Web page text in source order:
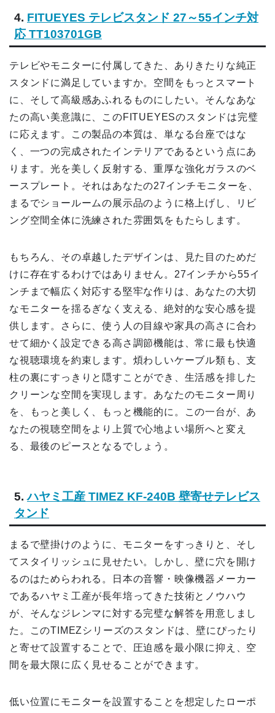
4. FITUEYES テレビスタンド 27～55インチ対
応 TT103701GB
テレビやモニターに付属してきた、ありきたりな純正
スタンドに満足していますか。空間をもっとスマート
に、そして高級感あふれるものにしたい。そんなあな
たの高い美意識に、このFITUEYESのスタンドは完璧
に応えます。この製品の本質は、単なる台座ではな
く、一つの完成されたインテリアであるという点にあ
ります。光を美しく反射する、重厚な強化ガラスのベ
ースプレート。それはあなたの27インチモニターを、
まるでショールームの展示品のように格上げし、リビ
ング空間全体に洗練された雰囲気をもたらします。
もちろん、その卓越したデザインは、見た目のためだ
けに存在するわけではありません。27インチから55イ
ンチまで幅広く対応する堅牢な作りは、あなたの大切
なモニターを揺るぎなく支える、絶対的な安心感を提
供します。さらに、使う人の目線や家具の高さに合わ
せて細かく設定できる高さ調節機能は、常に最も快適
な視聴環境を約束します。煩わしいケーブル類も、支
柱の裏にすっきりと隠すことができ、生活感を排した
クリーンな空間を実現します。あなたのモニター周り
を、もっと美しく、もっと機能的に。この一台が、あ
なたの視聴空間をより上質で心地よい場所へと変え
る、最後のピースとなるでしょう。
5.ハヤミ工産 TIMEZ KF-240B 壁寄せテレビス
タンド
まるで壁掛けのように、モニターをすっきりと、そし
てスタイリッシュに見せたい。しかし、壁に穴を開け
るのはためらわれる。日本の音響・映像機器メーカー
であるハヤミ工産が長年培ってきた技術とノウハウ
が、そんなジレンマに対する完璧な解答を用意しまし
た。このTIMEZシリーズのスタンドは、壁にぴったり
と寄せて設置することで、圧迫感を最小限に抑え、空
間を最大限に広く見せることができます。
低い位置にモニターを設置することを想定したローポ